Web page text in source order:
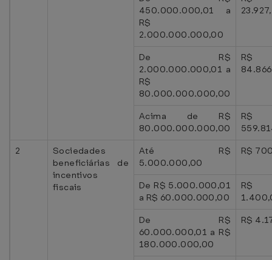
450.000.000,01 a
R$
2.000.000.000,00
De R$
2.000.000.000,01 a
R$
80.000.000.000,00
R$
Acima de R$
80.000.000.000,00
R$
2
Sociedades
beneficiárias de
incentivos
fiscais
Até R$
5.000.000,00
R$
De R$ 5.000.000,01
a R$ 60.000.000,00
R$
De R$
60.000.000,01 a R$
180.000.000,00
R$